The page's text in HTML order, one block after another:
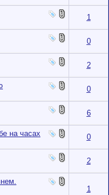
1
0
2
0
6
на часах 0
2
1